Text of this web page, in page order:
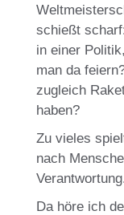
schießt
in einer
man da
zugleich
haben?
Zu vieles
nach
Da höre ich